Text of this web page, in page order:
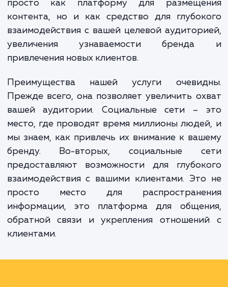
"Продвижение в социальных сетях".
комплексное решение, которое
рост и активность вашего бренда в
сетях. Мы используем социальные
контента, но и как средство для
взаимодействия с вашей целевой
увеличения узнаваемости
привлечения новых клиентов.
Преимущества нашей услуги
Прежде всего, она позволяет увеличить
вашей аудитории. Социальные сети –
место, где проводят время миллионы
мы знаем, как привлечь их внимание к
бренду. Во-вторых, социальные
взаимодействия с вашими клиентами.